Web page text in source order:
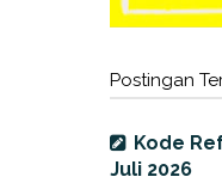
Postingan
Kode
Juli 2026